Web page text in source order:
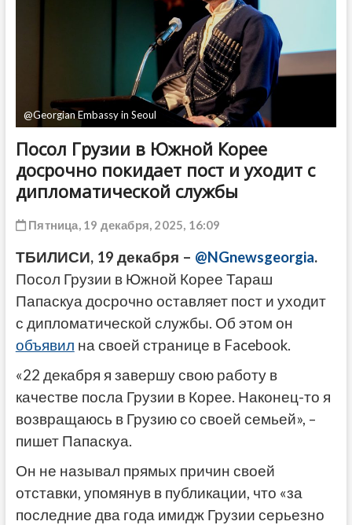
@Georgian Embassy in Seoul
Посол Грузии в Южной Корее
досрочно покидает пост и уходит с
дипломатической службы
Пятница, 19 декабря, 2025, 16:09
ТБИЛИСИ, 19 декабря – @NGnewsgeorgia.
Посол Грузии в Южной Корее Тараш
Папаскуа досрочно оставляет пост и уходит
с дипломатической службы. Об этом он
объявил на своей странице в Facebook.
«22 декабря я завершу свою работу в
качестве посла Грузии в Корее. Наконец-то я
возвращаюсь в Грузию со своей семьей», –
пишет Папаскуа.
Он не называл прямых причин своей
отставки, упомянув в публикации, что «за
последние два года имидж Грузии серьезно